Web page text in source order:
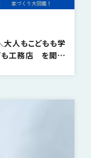
大人もこどもも学
も工務店 を開催